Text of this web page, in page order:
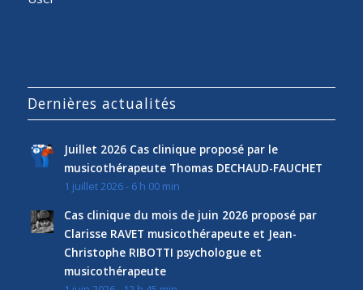
Dernières actualités
Juillet 2026 Cas clinique proposé par le
musicothérapeute Thomas DECHAUD-FAUCHET
1 juillet 2026 - 6 h 00 min
Cas clinique du mois de juin 2026 proposé par
Clarisse RAVET musicothérapeute et Jean-
Christophe RIBOTTI psychologue et
musicothérapeute